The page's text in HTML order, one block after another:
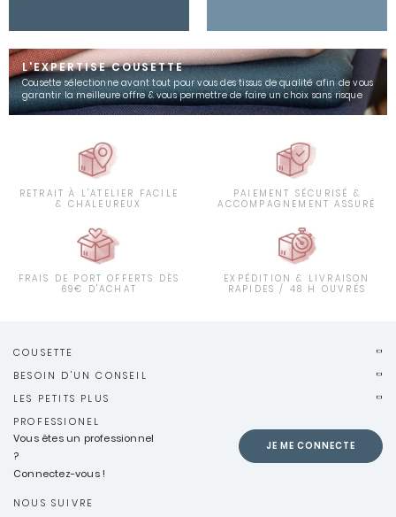
L'EXPERTISE COUSETTE
Cousette sélectionne avant tout pour vous des tissus de qualité afin de vous
garantir la meilleure offre & vous permettre de faire un choix sans risque
RETRAIT À L'ATELIER FACILE
& CHALEUREUX
PAIEMENT SÉCURISÉ &
ACCOMPAGNEMENT ASSURÉ
FRAIS DE PORT OFFERTS DÈS
69€ D'ACHAT
EXPÉDITION & LIVRAISON
RAPIDES / 48 H OUVRÉS
COUSETTE
BESOIN D'UN CONSEIL
LES PETITS PLUS
PROFESSIONEL
Vous êtes un professionnel
?
Connectez-vous !
JE ME CONNECTE
NOUS SUIVRE